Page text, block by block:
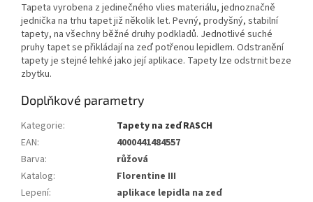
Tapeta vyrobena z jedinečného vlies materiálu, jednoznačně
jednička na trhu tapet již několik let. Pevný, prodyšný, stabilní
tapety, na všechny běžné druhy podkladů. Jednotlivé suché
pruhy tapet se přikládají na zeď potřenou lepidlem. Odstranění
tapety je stejné lehké jako její aplikace. Tapety lze odstrnit beze
zbytku.
Doplňkové parametry
Kategorie:
Tapety na zeď RASCH
EAN:
4000441484557
Barva:
růžová
Katalog:
Florentine III
Lepení:
aplikace lepidla na zeď